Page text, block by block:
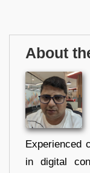
About
Experienced
in digital